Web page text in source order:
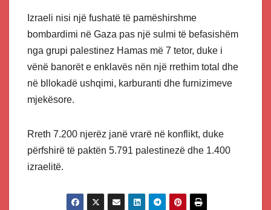
Izraeli nisi një fushatë të pamëshirshme
bombardimi në Gaza pas një sulmi të befasishëm
nga grupi palestinez Hamas më 7 tetor, duke i
vënë banorët e enklavës nën një rrethim total dhe
në bllokadë ushqimi, karburanti dhe furnizimeve
mjekësore.
Rreth 7.200 njerëz janë vrarë në konflikt, duke
përfshirë të paktën 5.791 palestinezë dhe 1.400
izraelitë.